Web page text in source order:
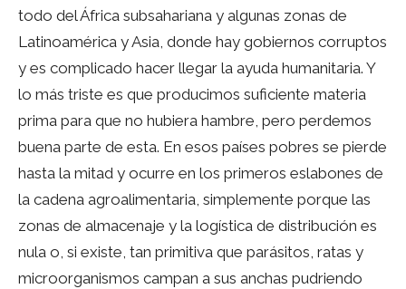
todo del África subsahariana y algunas zonas de
Latinoamérica y Asia, donde hay gobiernos corruptos
y es complicado hacer llegar la ayuda humanitaria. Y
lo más triste es que producimos suficiente materia
prima para que no hubiera hambre, pero perdemos
buena parte de esta. En esos países pobres se pierde
hasta la mitad y ocurre en los primeros eslabones de
la cadena agroalimentaria, simplemente porque las
zonas de almacenaje y la logística de distribución es
nula o, si existe, tan primitiva que parásitos, ratas y
microorganismos campan a sus anchas pudriendo